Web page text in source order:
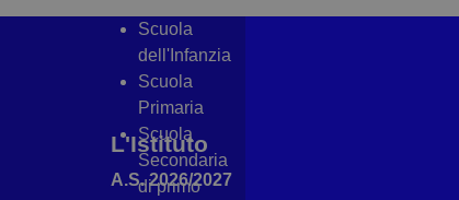
L'Istituto
A.S. 2026/2027
Scuola
dell'Infanzia
Scuola
Primaria
Scuola
Secondaria
di primo